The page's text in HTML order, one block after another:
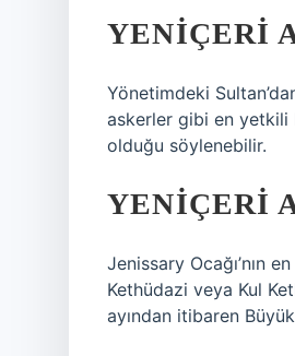
YENIÇERI
Yönetimdeki
askerler gibi en yetkili
olduğu söylenebilir.
YENIÇERI
Jenissary Ocağı’nın
Kethüdazi veya Kul
ayından itibaren